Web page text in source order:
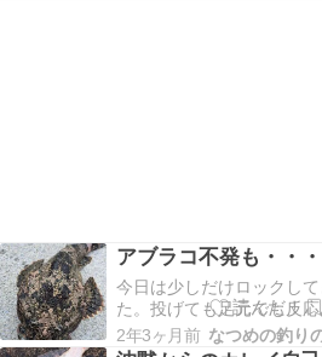
アブラコ不発も・・・
今日は少しだけロックして
た。投げても足元でも反
んね。ちょい投げでアクシ
タベタのズル引きにすると
2年3ヶ月前 なつめの釣り